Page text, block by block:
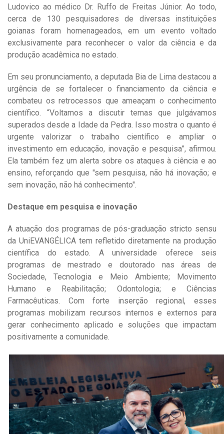
Ludovico ao médico Dr. Ruffo de Freitas Júnior. Ao todo,
cerca de 130 pesquisadores de diversas instituições
goianas foram homenageados, em um evento voltado
exclusivamente para reconhecer o valor da ciência e da
produção acadêmica no estado.
Em seu pronunciamento, a deputada Bia de Lima destacou a
urgência de se fortalecer o financiamento da ciência e
combateu os retrocessos que ameaçam o conhecimento
científico. “Voltamos a discutir temas que julgávamos
superados desde a Idade da Pedra. Isso mostra o quanto é
urgente valorizar o trabalho científico e ampliar o
investimento em educação, inovação e pesquisa”, afirmou.
Ela também fez um alerta sobre os ataques à ciência e ao
ensino, reforçando que "sem pesquisa, não há inovação; e
sem inovação, não há conhecimento".
Destaque em pesquisa e inovação
A atuação dos programas de pós-graduação stricto sensu
da UniEVANGÉLICA tem refletido diretamente na produção
científica do estado. A universidade oferece seis
programas de mestrado e doutorado nas áreas de
Sociedade, Tecnologia e Meio Ambiente; Movimento
Humano e Reabilitação; Odontologia; e Ciências
Farmacêuticas. Com forte inserção regional, esses
programas mobilizam recursos internos e externos para
gerar conhecimento aplicado e soluções que impactam
positivamente a comunidade.